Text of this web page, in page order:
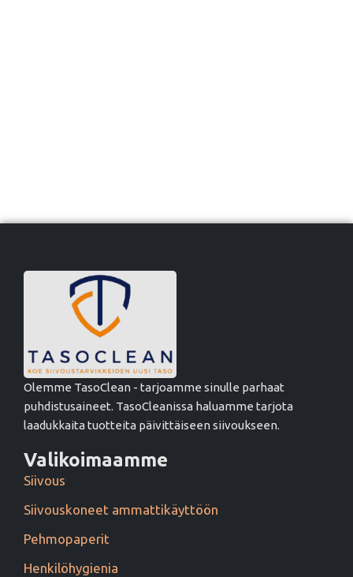
Olemme TasoClean - tarjoamme sinulle parhaat
puhdistusaineet. TasoCleanissa haluamme tarjota
laadukkaita tuotteita päivittäiseen siivoukseen.
Valikoimaamme
Siivous
Siivouskoneet ammattikäyttöön
Pehmopaperit
Henkilöhygienia